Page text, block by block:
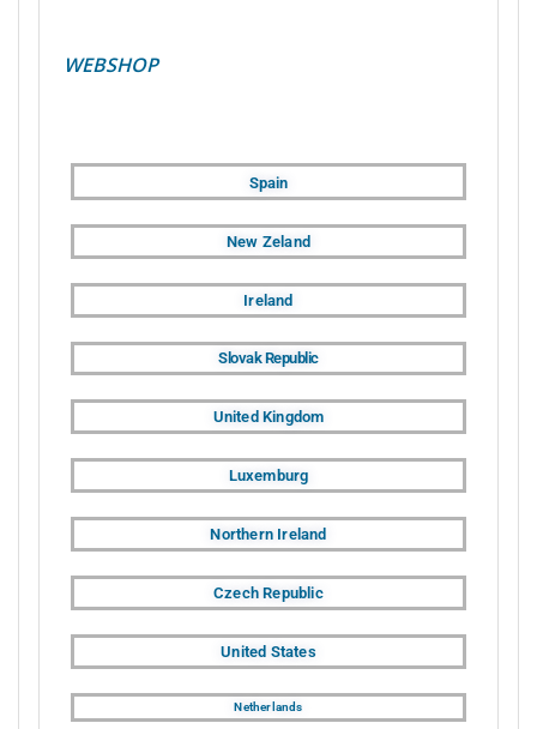
WEBSHOP
Spain
New Zeland
Ireland
Slovak Republic
United Kingdom
Luxemburg
Northern Ireland
Czech Republic
United States
Netherlands